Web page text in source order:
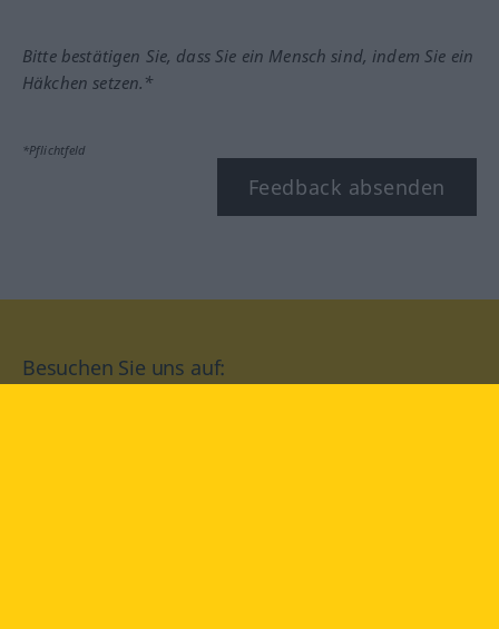
Bitte bestätigen Sie, dass Sie ein Mensch sind, indem Sie ein
Häkchen setzen.*
*Pflichtfeld
Feedback absenden
Besuchen Sie uns auf: